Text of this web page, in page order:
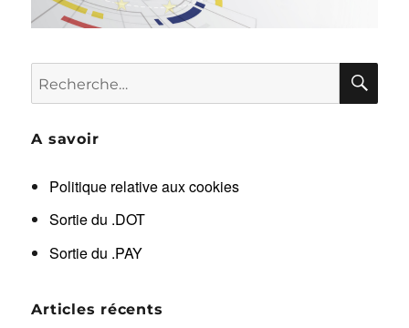
Recherche
pour :
A savoir
Politique relative aux cookies
Sortie du .DOT
Sortie du .PAY
Articles récents